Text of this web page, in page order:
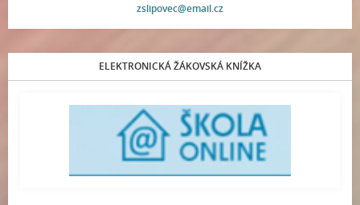
zslipovec@email.cz
ELEKTRONICKÁ ŽÁKOVSKÁ KNÍŽKA